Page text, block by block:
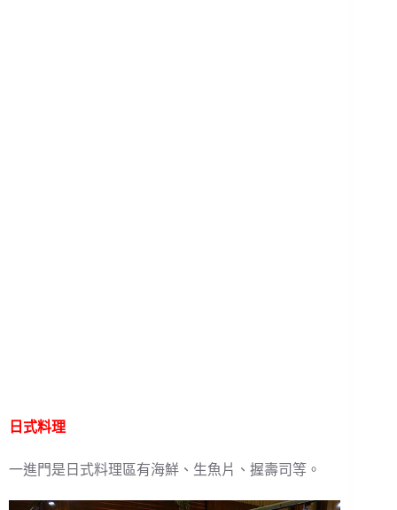
日式料理
一進門是日式料理區有海鮮、生魚片、握壽司等。